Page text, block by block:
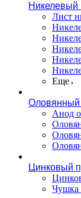
Никелевый
Лист
Еще
Оловянный
Анод
Цинковый
Чушка